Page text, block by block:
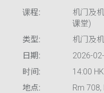
课程:
机门及
课堂)
类型:
机门及
日期:
2026-
时间:
14:00
地点:
Rm